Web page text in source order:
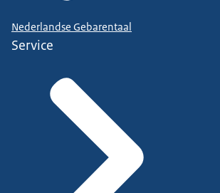
Nederlandse Gebarentaal
Service